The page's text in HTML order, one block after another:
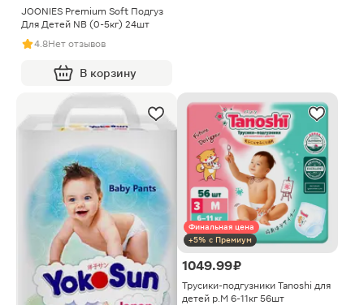
JOONIES Premium Soft Подгуз
Для Детей NB (0-5кг) 24шт
4.8Нет отзывов
В корзину
Финальная цена
+5% с Премиум
1049.99 ₽
Трусики-подгузники Tanoshi для
детей р.M 6-11кг 56шт